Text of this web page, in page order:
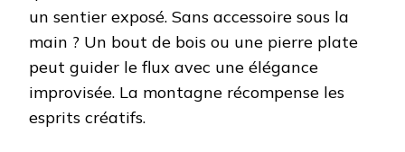
un sentier exposé. Sans accessoire sous la
main ? Un bout de bois ou une pierre plate
peut guider le flux avec une élégance
improvisée. La montagne récompense les
esprits créatifs.